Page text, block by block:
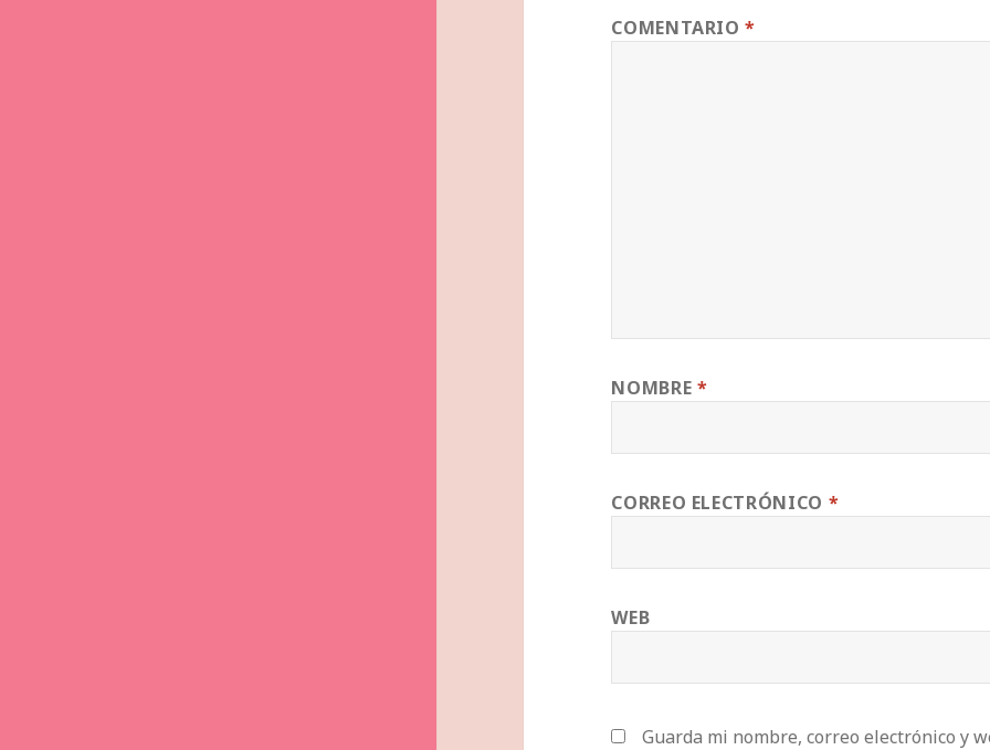
COMENTARIO*
NOMBRE *
CORREO ELECTRÓNICO *
WEB
Guarda mi nombre, correo electrónico y